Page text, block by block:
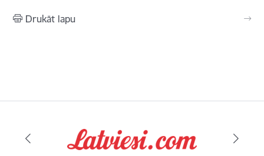
Drukāt lapu